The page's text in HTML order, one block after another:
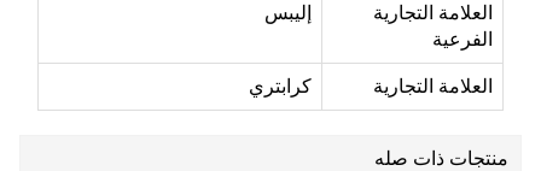
العلامة التجارية
الفرعية
إليبس
العلامة التجارية كرابتري
منتجات ذات صله